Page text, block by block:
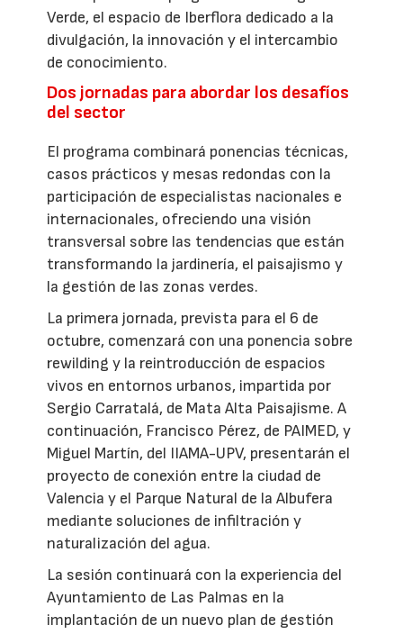
Verde, el espacio de Iberflora dedicado a la
divulgación, la innovación y el intercambio
de conocimiento.
Dos jornadas para abordar los desafíos
del sector
El programa combinará ponencias técnicas,
casos prácticos y mesas redondas con la
participación de especialistas nacionales e
internacionales, ofreciendo una visión
transversal sobre las tendencias que están
transformando la jardinería, el paisajismo y
la gestión de las zonas verdes.
La primera jornada, prevista para el 6 de
octubre, comenzará con una ponencia sobre
rewilding y la reintroducción de espacios
vivos en entornos urbanos, impartida por
Sergio Carratalá, de Mata Alta Paisajisme. A
continuación, Francisco Pérez, de PAIMED, y
Miguel Martín, del IIAMA-UPV, presentarán el
proyecto de conexión entre la ciudad de
Valencia y el Parque Natural de la Albufera
mediante soluciones de infiltración y
naturalización del agua.
La sesión continuará con la experiencia del
Ayuntamiento de Las Palmas en la
implantación de un nuevo plan de gestión